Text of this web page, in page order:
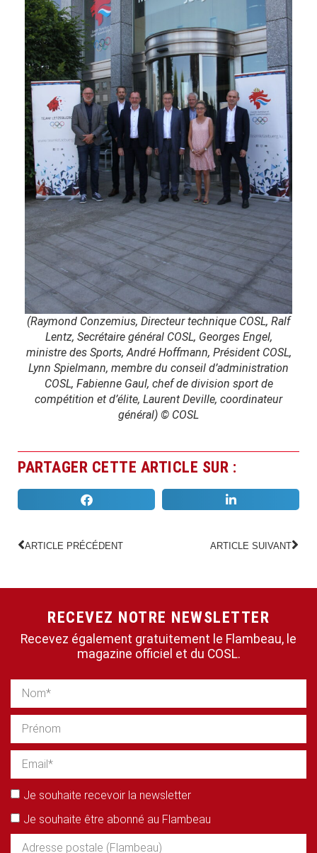
(Raymond Conzemius, Directeur technique COSL, Ralf
Lentz, Secrétaire général COSL, Georges Engel,
ministre des Sports, André Hoffmann, Président COSL,
Lynn Spielmann, membre du conseil d’administration
COSL, Fabienne Gaul, chef de division sport de
compétition et d’élite, Laurent Deville, coordinateur
général) © COSL
PARTAGER CETTE ARTICLE SUR :
ARTICLE PRÉCÉDENT ARTICLE SUIVANT
RECEVEZ NOTRE NEWSLETTER
Recevez également gratuitement le Flambeau, le
magazine officiel et du COSL.
Je souhaite recevoir la newsletter
Je souhaite être abonné au Flambeau